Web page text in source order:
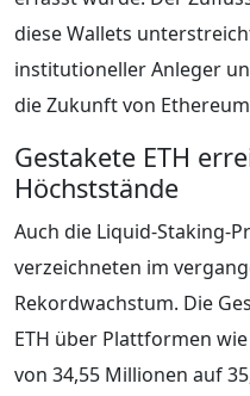
diese Wallets
institutioneller Anleger
die Zukunft von
Gestakete ETH
Höchststände
Auch die Liquid-Staking-
verzeichneten im
Rekordwachstum. Die
ETH über Plattformen
von 34,55 Millionen auf